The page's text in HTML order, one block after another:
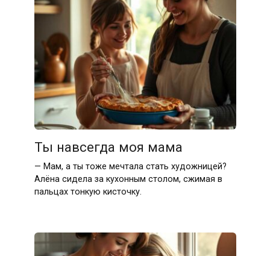
Ты навсегда моя мама
— Мам, а ты тоже мечтала стать художницей?
Алёна сидела за кухонным столом, сжимая в
пальцах тонкую кисточку.